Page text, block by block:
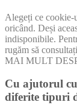
Alegeți ce cookie-
oricând. Deși
indisponibile.
rugăm să
MAI MULT
Cu ajutorul
diferite tipuri